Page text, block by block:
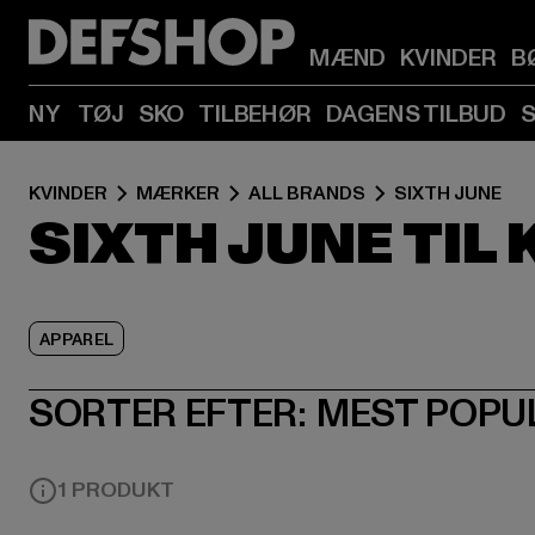
MÆND KVINDER
NY TØJ SKO TILBEHØR DAGENS TILBUD
KVINDER MÆRKER ALL BRANDS SIXTH JUNE
SIXTH JUNE TIL
APPAREL
SORTER EFTER: MEST
1 PRODUKT